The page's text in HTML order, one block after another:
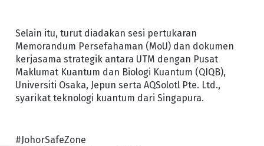
Selain itu, turut diadakan sesi pertukaran
Memorandum Persefahaman (MoU) dan dokumen
kerjasama strategik antara UTM dengan Pusat
Maklumat Kuantum dan Biologi Kuantum (QIQB),
Universiti Osaka, Jepun serta AQSolotl Pte. Ltd.,
syarikat teknologi kuantum dari Singapura.
#JohorSafeZone